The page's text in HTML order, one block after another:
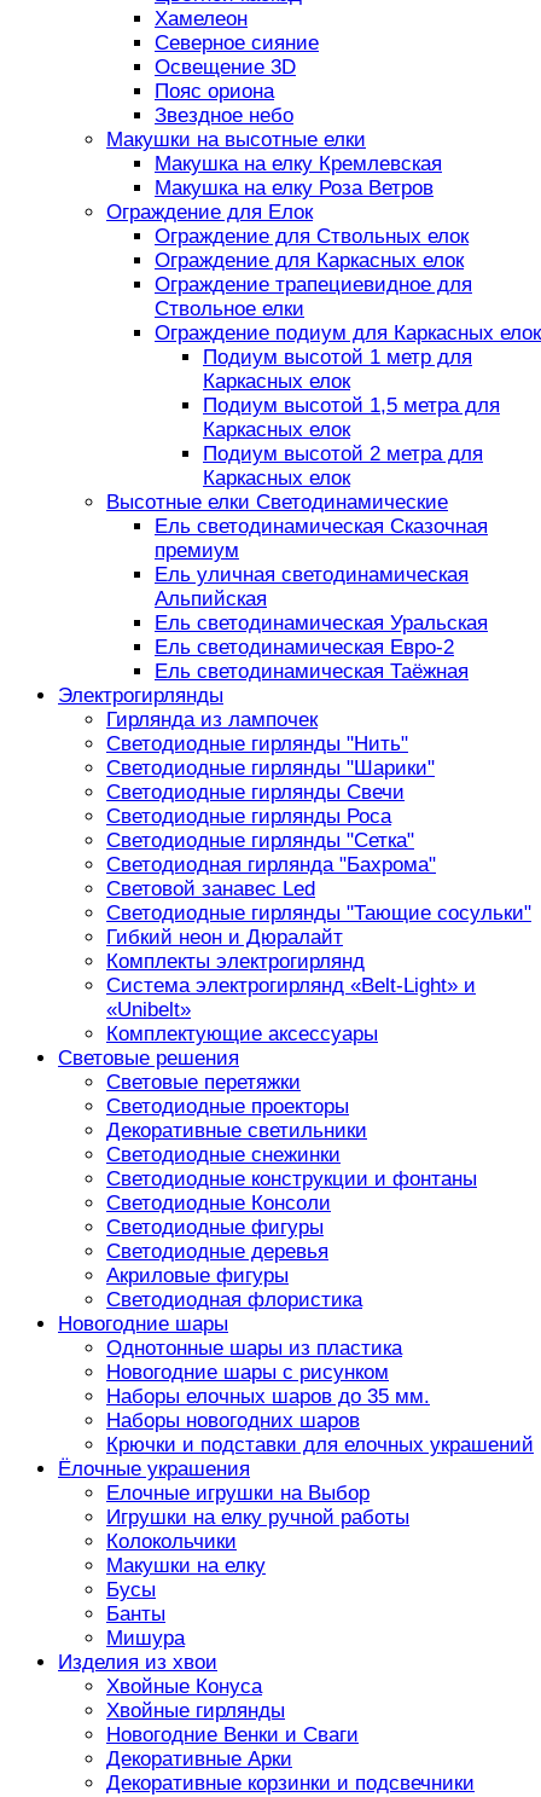
Хамелеон
Северное сияние
Освещение 3D
Пояс ориона
Звездное небо
Макушки на высотные елки
Макушка на елку Кремлевская
Макушка на елку Роза Ветров
Ограждение для Елок
Ограждение для Ствольных елок
Ограждение для Каркасных елок
Ограждение трапециевидное для
Ствольное елки
Ограждение подиум для Каркасных елок
Подиум высотой 1 метр для
Каркасных елок
Подиум высотой 1,5 метра для
Каркасных елок
Подиум высотой 2 метра для
Каркасных елок
Высотные елки Светодинамические
Ель светодинамическая Сказочная
премиум
Ель уличная светодинамическая
Альпийская
Ель светодинамическая Уральская
Ель светодинамическая Евро-2
Ель светодинамическая Таёжная
Электрогирлянды
Гирлянда из лампочек
Светодиодные гирлянды "Нить"
Светодиодные гирлянды "Шарики"
Светодиодные гирлянды Свечи
Светодиодные гирлянды Роса
Светодиодные гирлянды "Сетка"
Светодиодная гирлянда "Бахрома"
Световой занавес Led
Светодиодные гирлянды "Тающие сосульки"
Гибкий неон и Дюралайт
Комплекты электрогирлянд
Система электрогирлянд «Belt-Light» и
«Unibelt»
Комплектующие аксессуары
Световые решения
Световые перетяжки
Светодиодные проекторы
Декоративные светильники
Светодиодные снежинки
Светодиодные конструкции и фонтаны
Светодиодные Консоли
Светодиодные фигуры
Светодиодные деревья
Акриловые фигуры
Светодиодная флористика
Новогодние шары
Однотонные шары из пластика
Новогодние шары с рисунком
Наборы елочных шаров до 35 мм.
Наборы новогодних шаров
Крючки и подставки для елочных украшений
Ёлочные украшения
Елочные игрушки на Выбор
Игрушки на елку ручной работы
Колокольчики
Макушки на елку
Бусы
Банты
Мишура
Изделия из хвои
Хвойные Конуса
Хвойные гирлянды
Новогодние Венки и Сваги
Декоративные Арки
Декоративные корзинки и подсвечники